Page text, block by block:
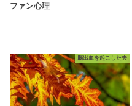
ファン心理
脳出血を起こした夫